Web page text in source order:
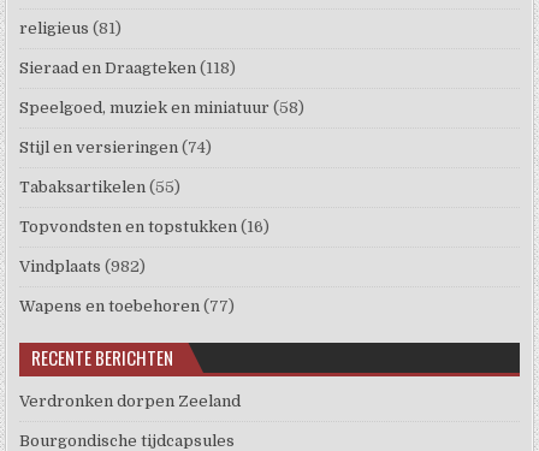
religieus (81)
Sieraad en Draagteken (118)
Speelgoed, muziek en miniatuur (58)
Stijl en versieringen (74)
Tabaksartikelen (55)
Topvondsten en topstukken (16)
Vindplaats (982)
Wapens en toebehoren (77)
RECENTE BERICHTEN
Verdronken dorpen Zeeland
Bourgondische tijdcapsules